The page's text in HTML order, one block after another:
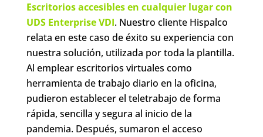
Escritorios accesibles en cualquier lugar con
UDS Enterprise VDI. Nuestro cliente Hispalco
relata en este caso de éxito su experiencia con
nuestra solución, utilizada por toda la plantilla.
Al emplear escritorios virtuales como
herramienta de trabajo diario en la oficina,
pudieron establecer el teletrabajo de forma
rápida, sencilla y segura al inicio de la
pandemia. Después, sumaron el acceso